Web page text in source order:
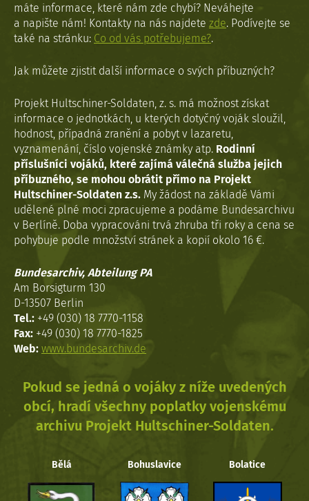
máte informace, které nám zde chybí? Neváhejte
a napište nám! Kontakty na nás najdete zde. Podívejte se
také na stránku: Co od vás potřebujeme?.
Jak můžete zjistit další informace o svých příbuzných?
Projekt Hultschiner-Soldaten, z. s. má možnost získat
informace o jednotkách, u kterých dotyčný voják sloužil,
hodnost, případná zranění a pobyt v lazaretu,
vyznamenání, číslo vojenské známky atp. Rodinní
příslušníci vojáků, které zajímá válečná služba jejich
příbuzného, se mohou obrátit přímo na Projekt
Hultschiner-Soldaten z.s. My žádost na základě Vámi
udělené plné moci zpracujeme a podáme Bundesarchivu
v Berlíně. Doba vypracováni trvá zhruba tři roky a cena se
pohybuje podle množství stránek a kopií okolo 16 €.
Bundesarchiv, Abteilung PA
Am Borsigturm 130
D-13507 Berlin
Tel.: +49 (030) 18 7770-1158
Fax: +49 (030) 18 7770-1825
Web: www.bundesarchiv.de
Pokud se jedná o vojáky z níže uvedených
obcí, hradí všechny poplatky vojenskému
archivu Projekt Hultschiner-Soldaten.
Bělá Bohuslavice Bolatice